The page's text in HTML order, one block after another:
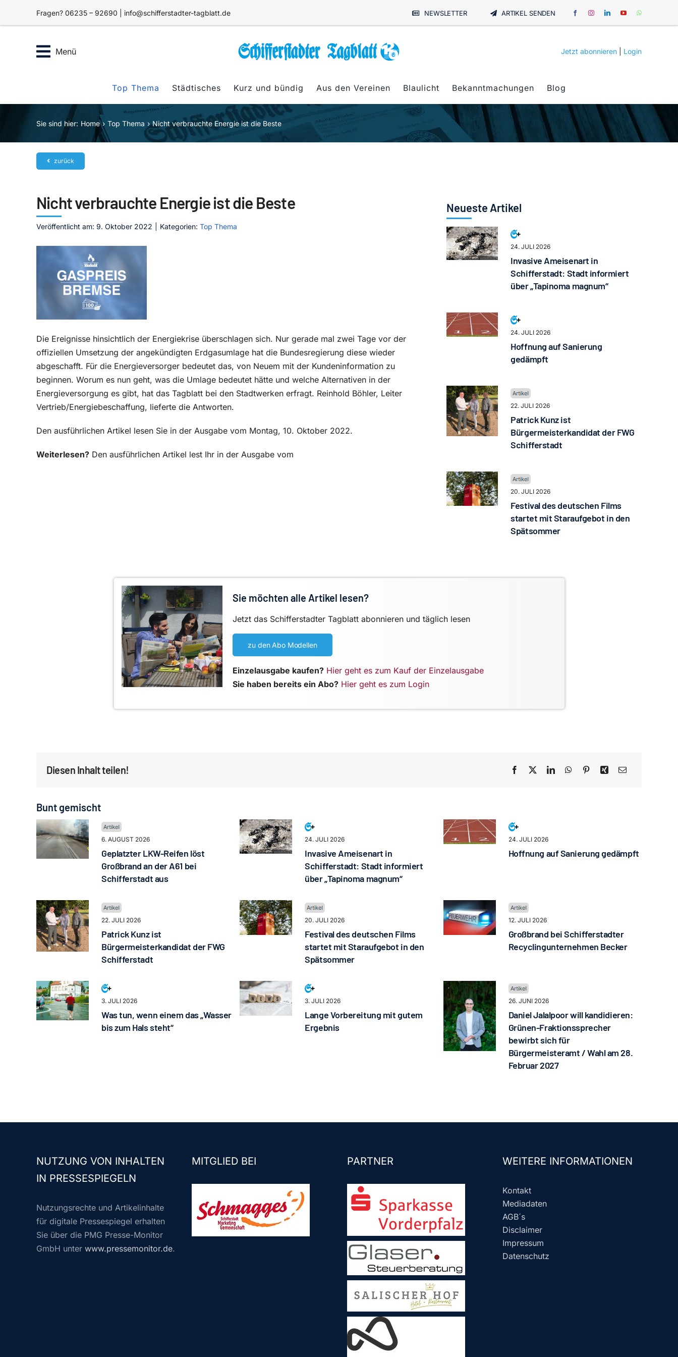
Fragen? 06235 – 92690 | info@schifferstadter-tagblatt.de NEWSLETTER ARTIKEL SENDEN
Menü Jetzt abonnieren Login
Top Thema Städtisches Kurz und bündig Aus den Vereinen Blaulicht Bekanntmachungen Blog
Sie sind hier: Home Top Thema Nicht verbrauchte Energie ist die Beste
zurück
Nicht verbrauchte Energie ist die Beste
Veröffentlicht am: 9. Oktober 2022 Kategorien: Top Thema
Die Ereignisse hinsichtlich der Energiekrise überschlagen sich. Nur gerade mal zwei Tage vor der
offiziellen Umsetzung der angekündigten Erdgasumlage hat die Bundesregierung diese wieder
abgeschafft. Für die Energieversorger bedeutet das, von Neuem mit der Kundeninformation zu
beginnen. Worum es nun geht, was die Umlage bedeutet hätte und welche Alternativen in der
Energieversorgung es gibt, hat das Tagblatt bei den Stadtwerken erfragt. Reinhold Böhler, Leiter
Vertrieb/Energiebeschaffung, lieferte die Antworten.
Den ausführlichen Artikel lesen Sie in der Ausgabe vom Montag, 10. Oktober 2022.
Weiterlesen? Den ausführlichen Artikel lest Ihr in der Ausgabe vom
Neueste Artikel
24. JULI 2026
Invasive Ameisenart in
Schifferstadt: Stadt informiert
über „Tapinoma magnum“
24. JULI 2026
Hoffnung auf Sanierung
gedämpft
22. JULI 2026
Patrick Kunz ist
Bürgermeisterkandidat der FWG
Schifferstadt
20. JULI 2026
Festival des deutschen Films
startet mit Staraufgebot in den
Spätsommer
Sie möchten alle Artikel lesen?
Jetzt das Schifferstadter Tagblatt abonnieren und täglich lesen
zu den Abo Modellen
Einzelausgabe kaufen? Hier geht es zum Kauf der Einzelausgabe
Sie haben bereits ein Abo? Hier geht es zum Login
Diesen Inhalt teilen!
Bunt gemischt
6. AUGUST 2026
Geplatzter LKW-Reifen löst
Großbrand an der A61 bei
Schifferstadt aus
24. JULI 2026
Invasive Ameisenart in
Schifferstadt: Stadt informiert
über „Tapinoma magnum“
24. JULI 2026
Hoffnung auf Sanierung gedämpft
22. JULI 2026
Patrick Kunz ist
Bürgermeisterkandidat der FWG
Schifferstadt
20. JULI 2026
Festival des deutschen Films
startet mit Staraufgebot in den
Spätsommer
12. JULI 2026
Großbrand bei Schifferstadter
Recyclingunternehmen Becker
3. JULI 2026
Was tun, wenn einem das „Wasser
bis zum Hals steht“
3. JULI 2026
Lange Vorbereitung mit gutem
Ergebnis
26. JUNI 2026
Daniel Jalalpoor will kandidieren:
Grünen-Fraktionssprecher
bewirbt sich für
Bürgermeisteramt / Wahl am 28.
Februar 2027
NUTZUNG VON INHALTEN
IN PRESSESPIEGELN
Nutzungsrechte und Artikelinhalte
für digitale Pressespiegel erhalten
Sie über die PMG Presse-Monitor
GmbH unter www.pressemonitor.de.
MITGLIED BEI PARTNER WEITERE INFORMATIONEN
Kontakt
Mediadaten
AGB´s
Disclaimer
Impressum
Datenschutz